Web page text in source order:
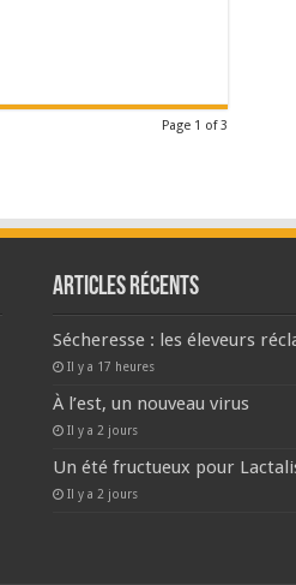
Page 1 of 3
Articles récents
Sécheresse : les éleveurs
Il y a 17 heures
À l’est, un nouveau virus
Il y a 2 jours
Un été fructueux pour
Il y a 2 jours